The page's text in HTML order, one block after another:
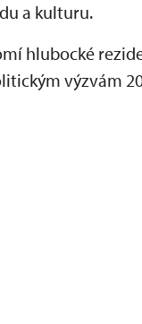
a kulturu.
hlubocké
výzvám